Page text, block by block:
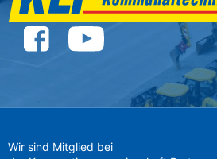
Wir sind Mitglied bei